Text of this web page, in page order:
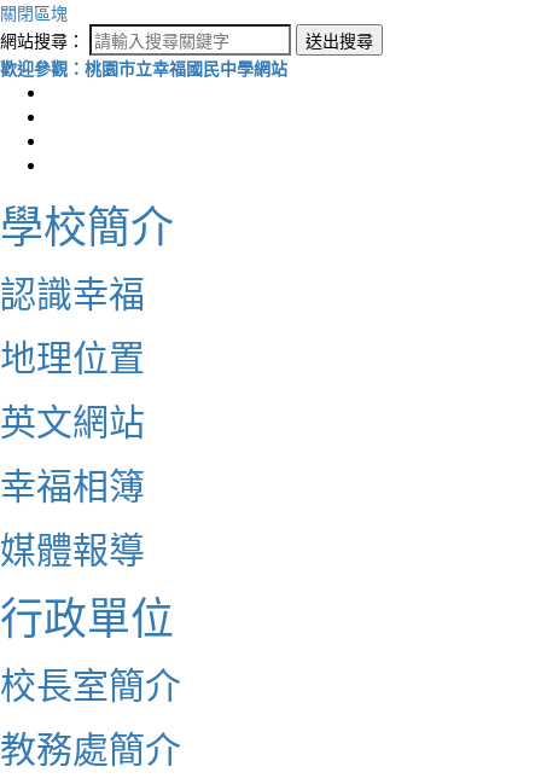
關閉區塊
網站搜尋：
送出搜尋
歡迎參觀：桃園市立幸福國民中學網站
學校簡介
認識幸福
地理位置
英文網站
幸福相簿
媒體報導
行政單位
校長室簡介
教務處簡介